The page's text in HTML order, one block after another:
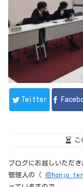
Twitter
こ
ブログにお越しいただき
管理人の（ ＠